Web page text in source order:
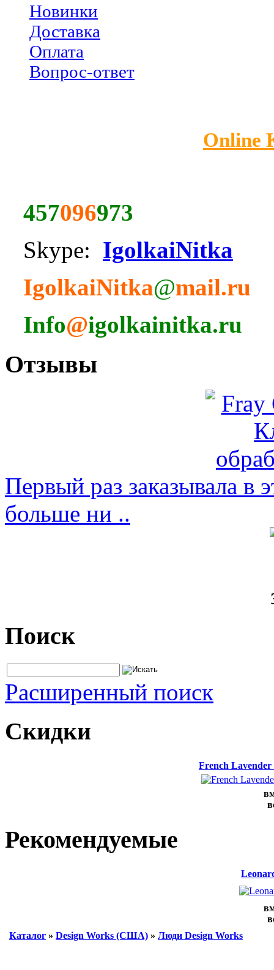
Новинки
Доставка
Оплата
Вопрос-ответ
Online
457096973
Skype: IgolkaiNitka
IgolkaiNitka@mail.ru
Info@igolkainitka.ru
Отзывы
Первый раз заказывала в
больше ни ..
Поиск
Расширенный поиск
Скидки
French Lavender
Рекомендуемые
Каталог » Design Works (США) » Люди Design Works